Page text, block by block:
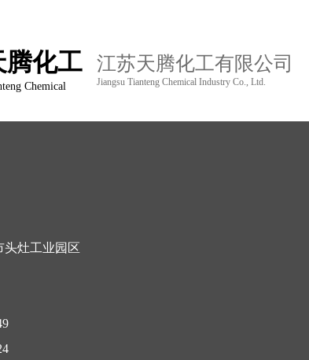
腾化工
Chemical
江苏天腾化工有限公司
Jiangsu Tianteng Chemical Industry Co., Ltd.
灶工业园区